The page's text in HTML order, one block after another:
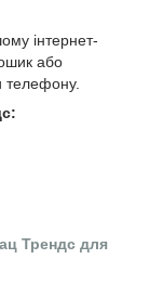
інтернет-
або
Трендс для